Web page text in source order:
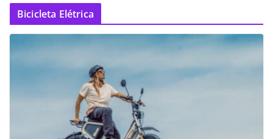
Bicicleta Elétrica